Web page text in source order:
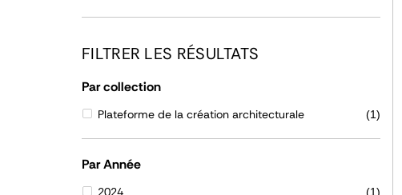
FILTRER LES RÉSULTATS
Par collection
Plateforme de la création architecturale (1)
Par Année
2024 (1)